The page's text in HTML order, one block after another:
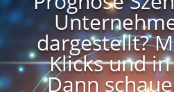
dargestellt?
Klicks und
Dann